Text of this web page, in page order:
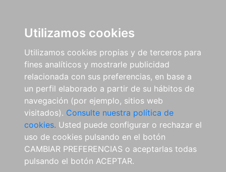
Utilizamos cookies
Utilizamos cookies propias y de terceros para
fines analíticos y mostrarle publicidad
relacionada con sus preferencias, en base a
un perfil elaborado a partir de su hábitos de
navegación (por ejemplo, sitios web
visitados). Consulte nuestra política de
cookies. Usted puede configurar o rechazar el
uso de cookies pulsando en el botón
CAMBIAR PREFERENCIAS o aceptarlas todas
pulsando el botón ACEPTAR.